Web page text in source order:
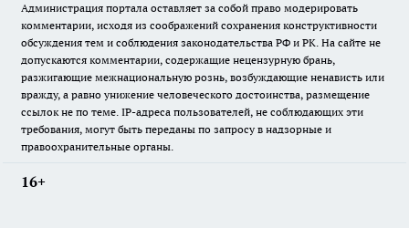
Администрация портала оставляет за собой право модерировать
комментарии, исходя из соображений сохранения конструктивности
обсуждения тем и соблюдения законодательства РФ и РК. На сайте не
допускаются комментарии, содержащие нецензурную брань,
разжигающие межнациональную рознь, возбуждающие ненависть или
вражду, а равно унижение человеческого достоинства, размещение
ссылок не по теме. IP-адреса пользователей, не соблюдающих эти
требования, могут быть переданы по запросу в надзорные и
правоохранительные органы.
16+